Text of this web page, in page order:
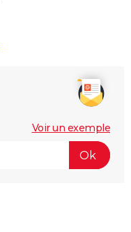
Voir un exemple